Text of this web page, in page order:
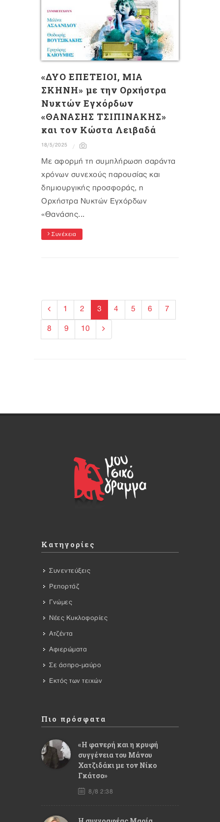
«ΔΥΟ ΕΠΕΤΕΙΟΙ, ΜΙΑ
ΣΚΗΝΗ» με την Ορχήστρα
Νυκτών Εγχόρδων
«ΘΑΝΑΣΗΣ ΤΣΙΠΙΝΑΚΗΣ»
και τον Κώστα Λειβαδά
18/5/2025
Με αφορμή τη συμπλήρωση σαράντα
χρόνων συνεχούς παρουσίας και
δημιουργικής προσφοράς, η
Ορχήστρα Νυκτών Εγχόρδων
«Θανάσης...
Συνέχεια
1 2 3 4 5 6 7
8 9 10
Κατηγορίες
Συνεντεύξεις
Ρεπορτάζ
Γνώμες
Νέες Κυκλοφορίες
Ατζέντα
Αφιερώματα
Σε άσπρο-μαύρο
Εκτός των τειχών
Πιο πρόσφατα
«Η φανερή και η κρυφή
συγγένεια του Μάνου
Χατζιδάκι με τον Νίκο
Γκάτσο»
8/8 2:38